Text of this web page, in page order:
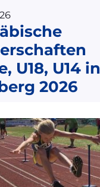
U18, U14 in
2026